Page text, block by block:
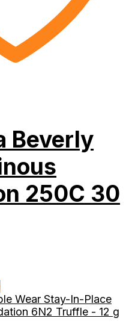
Beverly
250C 30